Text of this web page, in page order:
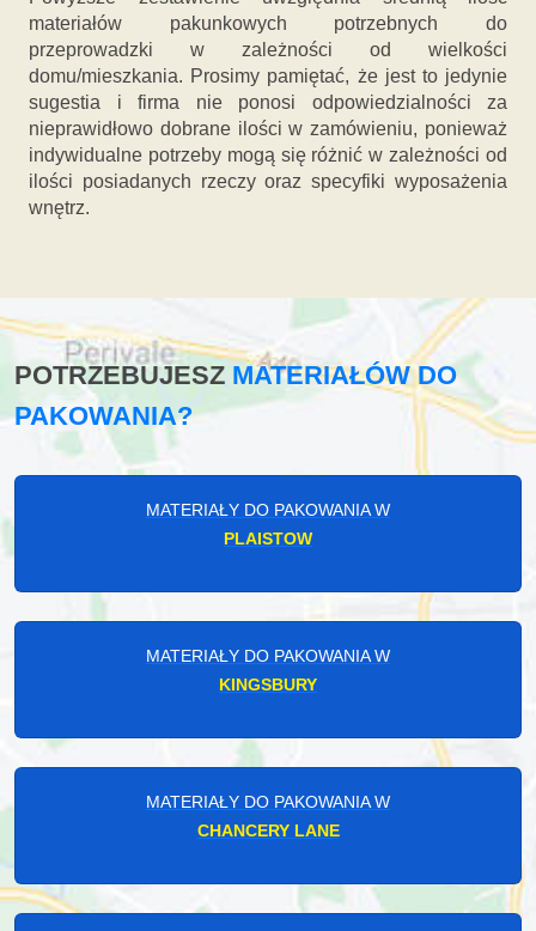
materiałów pakunkowych potrzebnych do
przeprowadzki w zależności od wielkości
domu/mieszkania. Prosimy pamiętać, że jest to jedynie
sugestia i firma nie ponosi odpowiedzialności za
nieprawidłowo dobrane ilości w zamówieniu, ponieważ
indywidualne potrzeby mogą się różnić w zależności od
ilości posiadanych rzeczy oraz specyfiki wyposażenia
wnętrz.
POTRZEBUJESZMATERIAŁÓW DO
PAKOWANIA?
MATERIAŁY DO PAKOWANIA W
PLAISTOW
MATERIAŁY DO PAKOWANIA W
KINGSBURY
MATERIAŁY DO PAKOWANIA W
CHANCERY LANE